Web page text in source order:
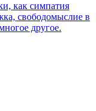
как симпатия
свободомыслие в
другое.